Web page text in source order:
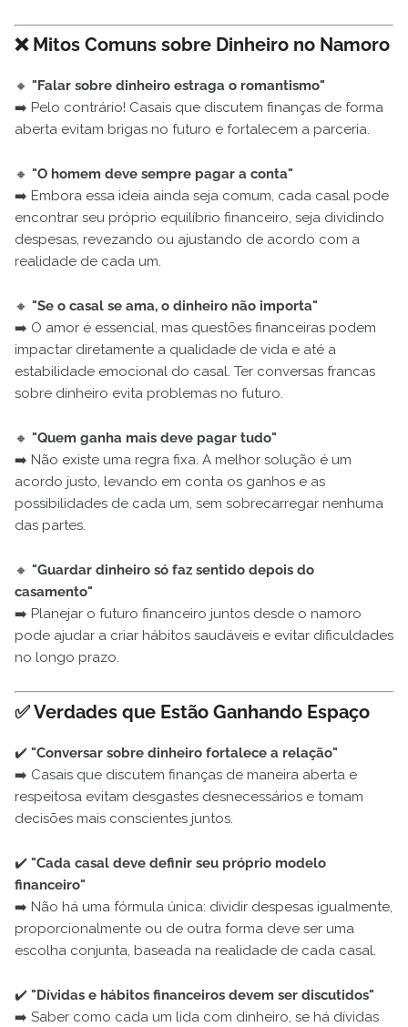
❌ Mitos Comuns sobre Dinheiro no Namoro
🔸 "Falar sobre dinheiro estraga o romantismo"
➡️ Pelo contrário! Casais que discutem finanças de forma
aberta evitam brigas no futuro e fortalecem a parceria.
🔸 "O homem deve sempre pagar a conta"
➡️ Embora essa ideia ainda seja comum, cada casal pode
encontrar seu próprio equilíbrio financeiro, seja dividindo
despesas, revezando ou ajustando de acordo com a
realidade de cada um.
🔸 "Se o casal se ama, o dinheiro não importa"
➡️ O amor é essencial, mas questões financeiras podem
impactar diretamente a qualidade de vida e até a
estabilidade emocional do casal. Ter conversas francas
sobre dinheiro evita problemas no futuro.
🔸 "Quem ganha mais deve pagar tudo"
➡️ Não existe uma regra fixa. A melhor solução é um
acordo justo, levando em conta os ganhos e as
possibilidades de cada um, sem sobrecarregar nenhuma
das partes.
🔸 "Guardar dinheiro só faz sentido depois do
casamento"
➡️ Planejar o futuro financeiro juntos desde o namoro
pode ajudar a criar hábitos saudáveis e evitar dificuldades
no longo prazo.
✅Verdades que Estão Ganhando Espaço
✔️ "Conversar sobre dinheiro fortalece a relação"
➡️ Casais que discutem finanças de maneira aberta e
respeitosa evitam desgastes desnecessários e tomam
decisões mais conscientes juntos.
✔️ "Cada casal deve definir seu próprio modelo
financeiro"
➡️ Não há uma fórmula única: dividir despesas igualmente,
proporcionalmente ou de outra forma deve ser uma
escolha conjunta, baseada na realidade de cada casal.
✔️ "Dívidas e hábitos financeiros devem ser discutidos"
➡️ Saber como cada um lida com dinheiro, se há dívidas